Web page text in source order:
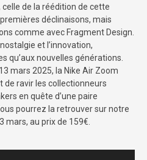
de la réédition de cette
déclinaisons, mais
comme avec Fragment Design.
et l’innovation,
qu’aux nouvelles générations.
mars 2025, la Nike Air Zoom
de ravir les collectionneurs
en quête d’une paire
pourrez la retrouver sur notre
mars, au prix de 159€.